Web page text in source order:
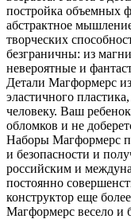
постройка объемных
абстрактное
творческих
безграничны: из
невероятные и
Детали Магформерс
эластичного
человеку. Ваш
обломков и не
Наборы Магформерс
и безопасности и
российским и
постоянно
конструктор еще
Магформерс весело и